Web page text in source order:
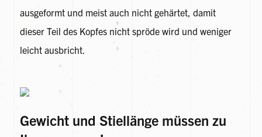
ausgeformt und meist auch nicht gehärtet, damit
dieser Teil des Kopfes nicht spröde wird und weniger
leicht ausbricht.
Gewicht und Stiellänge müssen zu